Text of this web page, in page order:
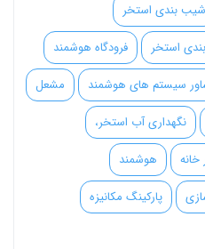
شیب بندی استخر
استخر
فرودگاه هوشمند
سیستم های هوشمند
مشعل
نگهداری آب استخر،
خانه
هوشمند
پارکینگ مکانیزه